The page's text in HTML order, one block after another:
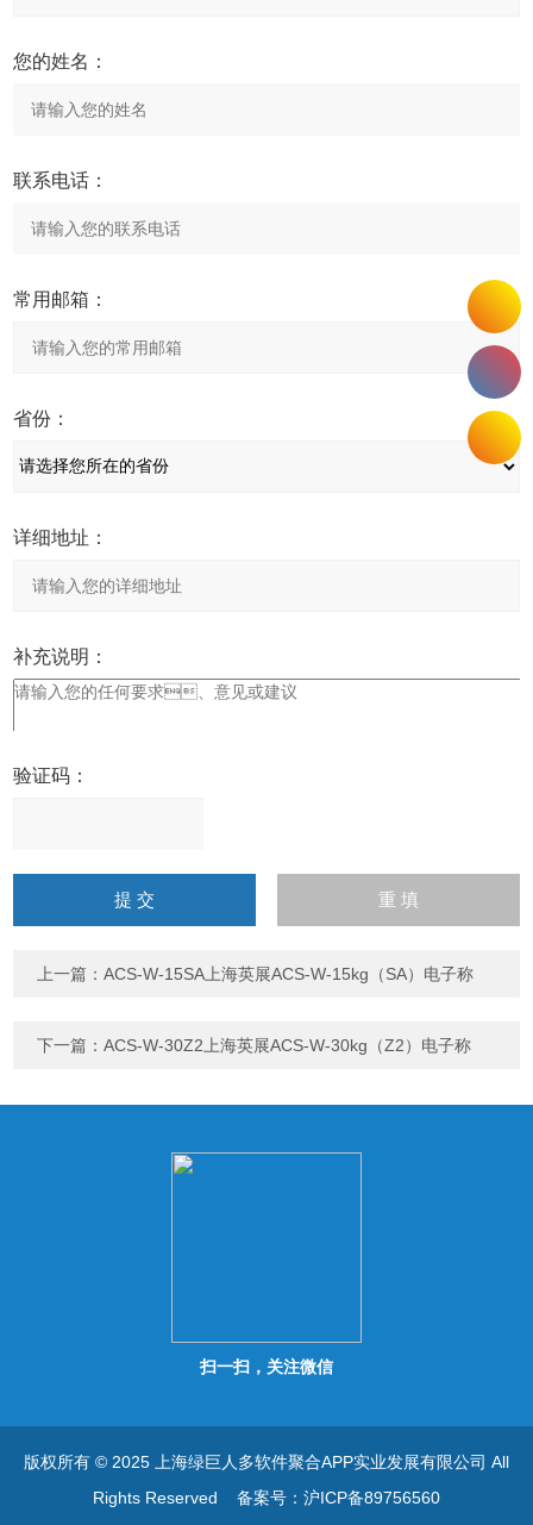
您的姓名：
联系电话：
常用邮箱：
省份：
详细地址：
补充说明：
验证码：
字），如：三加四=7
上一篇：ACS-W-15SA上海英展ACS-W-15kg（SA）电子称
下一篇：ACS-W-30Z2上海英展ACS-W-30kg（Z2）电子称
扫一扫，关注微信
版权所有 © 2025 上海绿巨人多软件聚合APP实业发展有限公司 All
Rights Reserved 备案号：沪ICP备89756560